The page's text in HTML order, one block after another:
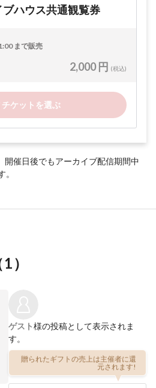
ハウス共通観覧券
まで販売
2,000 円 (税込)
チケットを選ぶ
催日後でもアーカイブ配信期間中
1）
ゲスト様の投稿として表示されま
す。
贈られたギフトの売上は主催者に還
元されます!